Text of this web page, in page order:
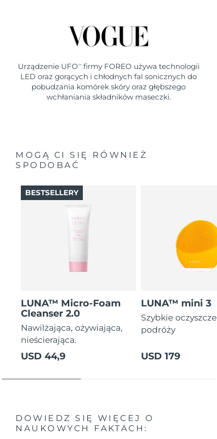
Urządzenie UFO TMfirmy FOREO używa technologii
LED oraz gorących i chłodnych fal sonicznych do
pobudzania komórek skóry oraz głębszego
wchłaniania składników maseczki.
MOGĄ CI SIĘ RÓWNIEŻ
SPODOBAĆ
LUNA™ Micro-Foam
Cleanser 2.0
Nawilżająca, ożywiająca,
nieścierająca.
USD 44,9
BESTSELLERY
LUNA™ mini 3
Szybkie
podróży
USD 179
DOWIEDZ SIĘ WIĘCEJ O
NAUKOWYCH FAKTACH: